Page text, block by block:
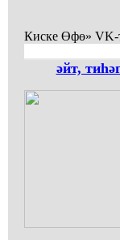
Киске Өфө» VK-
әйт,